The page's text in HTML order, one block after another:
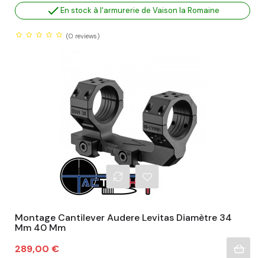
En stock à l'armurerie de Vaison la Romaine
(0 reviews)
Montage Cantilever Audere Levitas Diamètre 34
Mm 40 Mm
Prix
289,00 €